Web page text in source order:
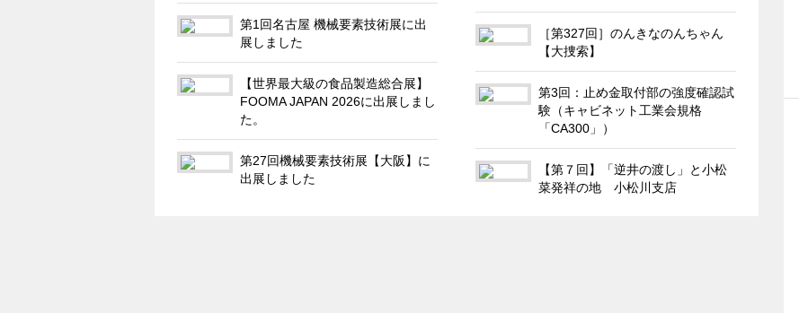
第1回名古屋 機械要素技術展に出
展しました
【世界最大級の食品製造総合展】
FOOMA JAPAN 2026に出展しまし
た。
第27回機械要素技術展【大阪】に
出展しました
［第327回］のんきなのんちゃん
【大捜索】
第3回：止め金取付部の強度確認試
験（キャビネット工業会規格
「CA300」）
【第７回】「逆井の渡し」と小松
菜発祥の地 小松川支店